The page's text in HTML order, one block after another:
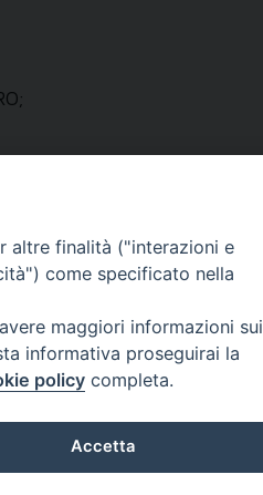
altre finalità ("interazioni e
come specificato nella
maggiori informazioni sui
informativa proseguirai la
policy completa.
Accetta